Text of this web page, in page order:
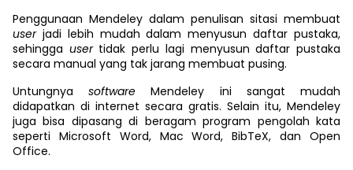
Penggunaan Mendeley dalam penulisan sitasi membuat
user jadi lebih mudah dalam menyusun daftar pustaka,
sehingga user tidak perlu lagi menyusun daftar pustaka
secara manual yang tak jarang membuat pusing.
UntungnyasoftwareMendeley ini sangat mudah
didapatkan di internet secara gratis. Selain itu, Mendeley
juga bisa dipasang di beragam program pengolah kata
seperti Microsoft Word, Mac Word, BibTeX, dan Open
Office.